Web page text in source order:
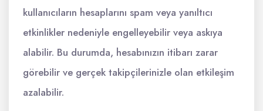
kullanıcıların hesaplarını spam veya yanıltıcı
etkinlikler nedeniyle engelleyebilir veya askıya
alabilir. Bu durumda, hesabınızın itibarı zarar
görebilir ve gerçek takipçilerinizle olan etkileşim
azalabilir.